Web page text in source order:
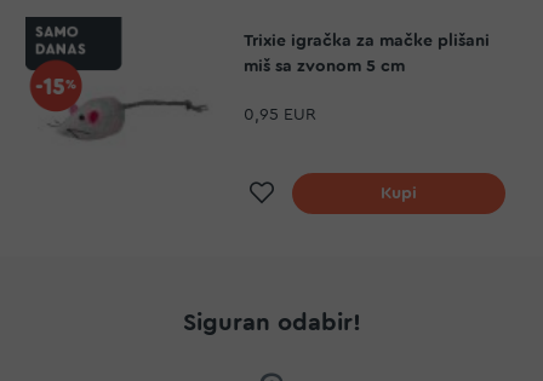
Trixie igračka za mačke plišani
miš sa zvonom 5 cm
0,95 EUR
Dodaj na listu želja
Kupi
Siguran odabir!